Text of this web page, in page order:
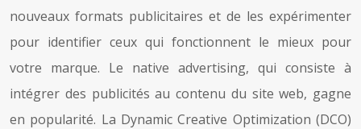
nouveaux formats publicitaires et de les expérimenter
pour identifier ceux qui fonctionnent le mieux pour
votre marque. Le native advertising, qui consiste à
intégrer des publicités au contenu du site web, gagne
en popularité. La Dynamic Creative Optimization (DCO)